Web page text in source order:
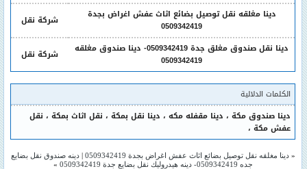
دينا مغلقه نقل توصيل بضائع اثاث عفش اغراض بجدة
0509342419
شركة نقل
دينا نقل صندوق مغلق جدة 0509342419- دينا صندوق مغلقه
0509342419
شركة نقل
الكلمات الدلالية
دينا صندوق مكة، دينا مقفله مكه، دينا نقل بمكة، نقل اثاث بمكة، نقل
عفش مكة،
«دينا مغلقه نقل توصيل بضائع اثاث عفش اغراض بجدة 0509342419 |دينه صندوق نقل بضايع
جده 0509342419- دينه هيدروليك نقل بضايع جدة 0509342419
»